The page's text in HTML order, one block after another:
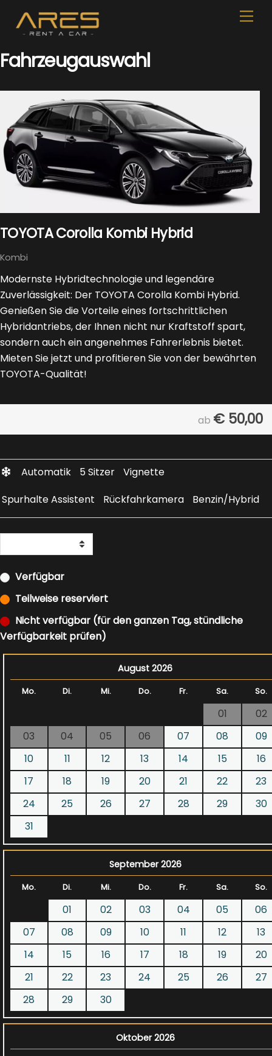
content
Fahrzeugauswahl
TOYOTA Corolla Kombi Hybrid
Kombi
Modernste Hybridtechnologie und legendäre
Zuverlässigkeit: Der TOYOTA Corolla Kombi Hybrid.
Genießen Sie die Vorteile eines fortschrittlichen
Hybridantriebs, der Ihnen nicht nur Kraftstoff spart,
sondern auch ein angenehmes Fahrerlebnis bietet.
Mieten Sie jetzt und profitieren Sie von der bewährten
TOYOTA-Qualität!
ab € 50,00
Automatik 5 Sitzer
Vignette
Spurhalte Assistent
Rückfahrkamera Benzin/Hybrid
Verfügbar
Teilweise reserviert
Nicht verfügbar (für den ganzen Tag, stündliche
Verfügbarkeit prüfen)
August 2026
Mo. Di. Mi. Do. Fr. Sa. So.
01
02
03
04 05 06 07 08
09
10
11 12 13 14 15
16
17
18 19 20 21 22
23
24
25 26 27 28 29
30
31
September 2026
Mo. Di. Mi. Do. Fr. Sa. So.
01 02 03 04 05
06
07
08 09 10 11 12
13
14
15 16 17 18 19
20
21
22 23 24 25 26
27
28
29 30
Oktober 2026